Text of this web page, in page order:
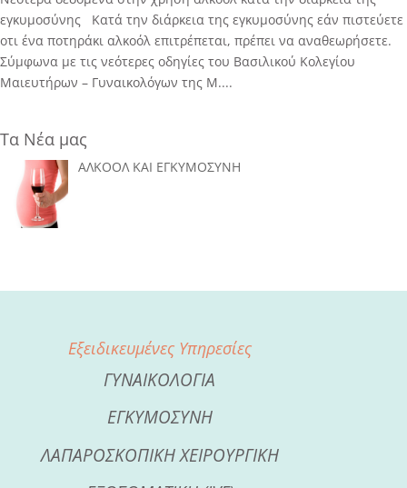
εγκυμοσύνης Κατά την διάρκεια της εγκυμοσύνης εάν πιστεύετε
οτι ένα ποτηράκι αλκοόλ επιτρέπεται, πρέπει να αναθεωρήσετε.
Σύμφωνα με τις νεότερες οδηγίες του Βασιλικού Κολεγίου
Μαιευτήρων – Γυναικολόγων της Μ....
Τα Νέα μας
ΑΛΚΟΟΛ ΚΑΙ ΕΓΚΥΜΟΣΥΝΗ
Εξειδικευμένες Υπηρεσίες
ΓΥΝΑΙΚΟΛΟΓΙΑ
ΕΓΚΥΜΟΣΥΝΗ
ΛΑΠΑΡΟΣΚΟΠΙΚΗ ΧΕΙΡΟΥΡΓΙΚΗ